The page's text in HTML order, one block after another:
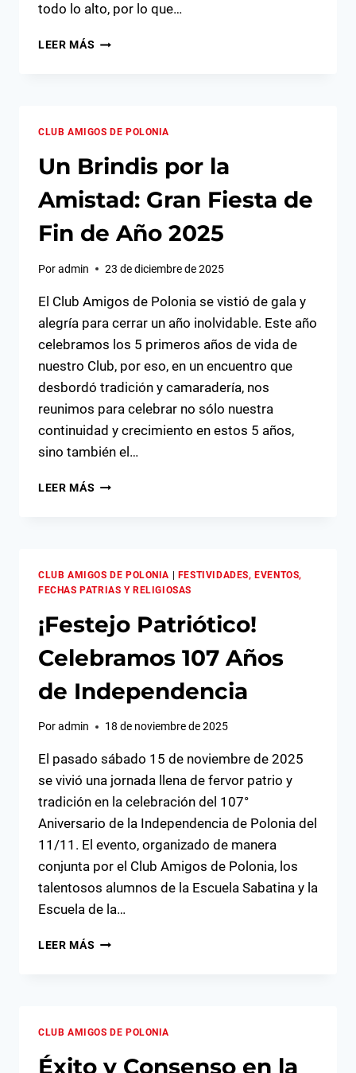
todo lo alto, por lo que…
LEER MÁS ¡FIESTA
CELEBRA
5
AÑOS
DE
HISTORIA
CLUB AMIGOS DE POLONIA
Un Brindis por la
Amistad: Gran Fiesta de
Fin de Año 2025
Poradmin 23 de diciembre de 2025
El Club Amigos de Polonia se vistió de gala y
alegría para cerrar un año inolvidable. Este año
celebramos los 5 primeros años de vida de
nuestro Club, por eso, en un encuentro que
desbordó tradición y camaradería, nos
reunimos para celebrar no sólo nuestra
continuidad y crecimiento en estos 5 años,
sino también el…
LEER MÁS UN
FIESTA
FIN
DE
AÑO
2025
CLUB AMIGOS DE POLONIA
FESTIVIDADES, EVENTOS,
FECHAS PATRIAS Y RELIGIOSAS
¡Festejo Patriótico!
Celebramos 107 Años
de Independencia
Poradmin 18 de noviembre de 2025
El pasado sábado 15 de noviembre de 2025
se vivió una jornada llena de fervor patrio y
tradición en la celebración del 107°
Aniversario de la Independencia de Polonia del
11/11. El evento, organizado de manera
conjunta por el Club Amigos de Polonia, los
talentosos alumnos de la Escuela Sabatina y la
Escuela de la…
LEER MÁS ¡FESTEJO
CLUB AMIGOS DE POLONIA
Éxito y Consenso en la